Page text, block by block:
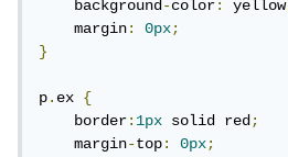
    background
-color:
    margin
: 0px;
}
p.ex {
    border
:1px solid red;
    margin
-top: 0px;